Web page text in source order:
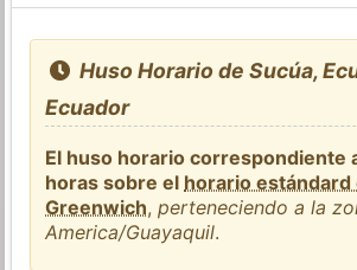
Huso Horario de Sucúa,
Ecuador
El huso horario correspondiente
horas sobre el horario estándard
Greenwich,perteneciendo a la
America/Guayaquil.